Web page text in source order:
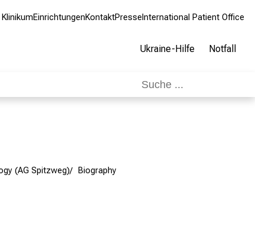
EinrichtungenKontaktPresse International Patient Office
Ukraine-Hilfe Notfall
(AG Spitzweg) Biography